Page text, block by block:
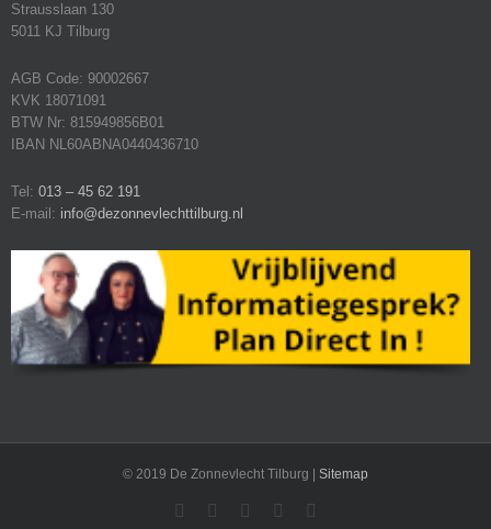
Strausslaan 130
5011 KJ Tilburg
AGB Code: 90002667
KVK 18071091
BTW Nr: 815949856B01
IBAN NL60ABNA0440436710
Tel: 013 – 45 62 191
E-mail: info@dezonnevlechttilburg.nl
© 2019 De Zonnevlecht Tilburg | Sitemap